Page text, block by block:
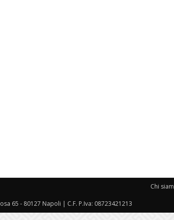
Chi
65 - 80127 Napoli | C.F. P.Iva: 08723421213